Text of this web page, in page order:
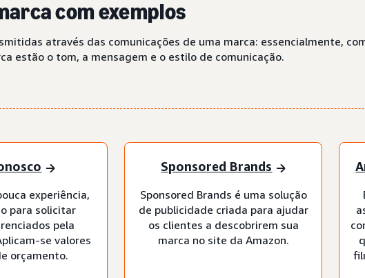
com exemplos
através das comunicações de uma marca: essencialmente,
estão o tom, a mensagem e o estilo de comunicação.
experiência,
para solicitar
pela
se valores
orçamento.
Sponsored Brands
Sponsored Brands é uma solução
de publicidade criada para ajudar
os clientes a descobrirem sua
marca no site da Amazon.